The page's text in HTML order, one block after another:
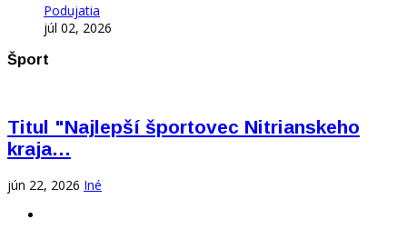
Podujatia
júl 02, 2026
Šport
Titul "Najlepší športovec Nitrianskeho
kraja…
jún 22, 2026 Iné